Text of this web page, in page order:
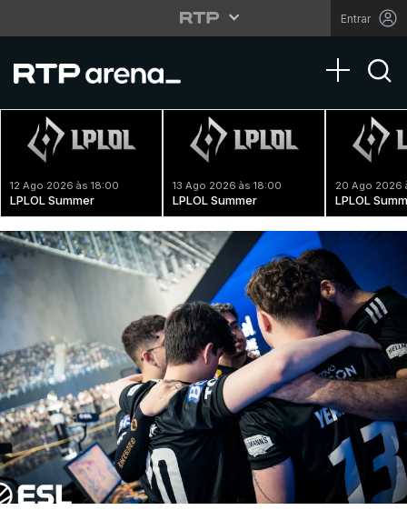
Entrar
Toggle
12 Ago 2026 às 18:00
LPLOL Summer
13 Ago 2026 às 18:00
LPLOL Summer
20 Ago 2026
LPLOL